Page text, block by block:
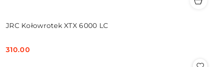
JRC Kołowrotek XTX 6000 LC
Cena:
310.00